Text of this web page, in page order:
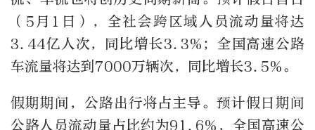
（5 月 1 日），全社会跨区域人员流动量将达
3.44亿人次，同比增长3.3% ；全国高速公路
车流量将达到 7000万辆次，同比增长3.5%。
假期期间，公路出行将占主导。预计假日期间
公路人员流动量占比约为91.6% ，全国高速公